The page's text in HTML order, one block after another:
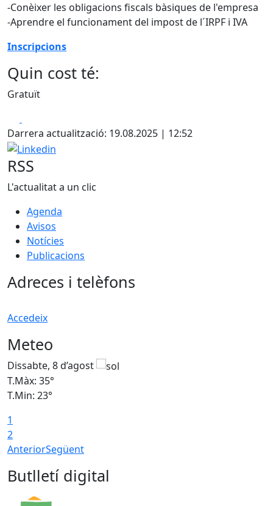
-Conèixer les obligacions fiscals bàsiques de l'empresa
-Aprendre el funcionament del impost de l´IRPF i IVA
Inscripcions
Quin cost té:
Gratuït
Darrera actualització: 19.08.2025 | 12:52
Linkedin
RSS
L'actualitat a un clic
Agenda
Avisos
Notícies
Publicacions
Adreces i telèfons
Accedeix
Meteo
Dissabte, 8 d’agost
T.Màx: 35°
T.Min: 23°
1
2
AnteriorSegüent
Butlletí digital